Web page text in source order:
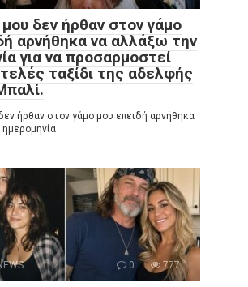
μου δεν ήρθαν στον γάμο
αρνήθηκα να αλλάξω την
για να προσαρμοστεί
ταξίδι της αδελφής
ήρθαν στον γάμο μου επειδή αρνήθηκα
0 777